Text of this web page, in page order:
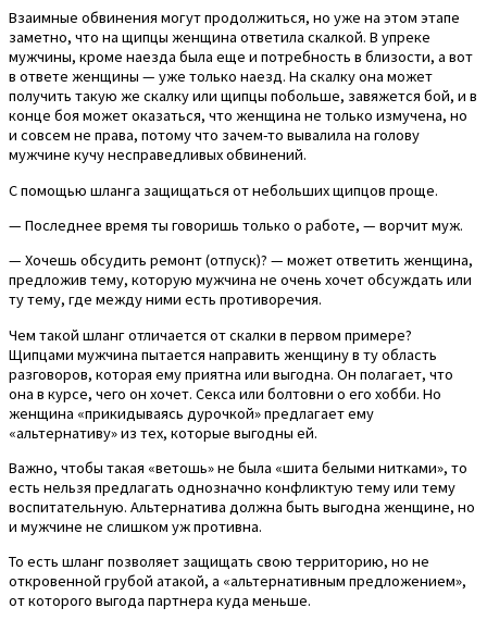
Взаимные обвинения могут продолжиться, но уже на этом этапе
заметно, что на щипцы женщина ответила скалкой. В упреке
мужчины, кроме наезда была еще и потребность в близости, а вот
в ответе женщины — уже только наезд. На скалку она может
получить такую же скалку или щипцы побольше, завяжется бой, и в
конце боя может оказаться, что женщина не только измучена, но
и совсем не права, потому что зачем-то вывалила на голову
мужчине кучу несправедливых обвинений.
С помощью шланга защищаться от небольших щипцов проще.
— Последнее время ты говоришь только о работе, — ворчит муж.
— Хочешь обсудить ремонт (отпуск)? — может ответить женщина,
предложив тему, которую мужчина не очень хочет обсуждать или
ту тему, где между ними есть противоречия.
Чем такой шланг отличается от скалки в первом примере?
Щипцами мужчина пытается направить женщину в ту область
разговоров, которая ему приятна или выгодна. Он полагает, что
она в курсе, чего он хочет. Секса или болтовни о его хобби. Но
женщина «прикидываясь дурочкой» предлагает ему
«альтернативу» из тех, которые выгодны ей.
Важно, чтобы такая «ветошь» не была «шита белыми нитками», то
есть нельзя предлагать однозначно конфликтую тему или тему
воспитательную. Альтернатива должна быть выгодна женщине, но
и мужчине не слишком уж противна.
То есть шланг позволяет защищать свою территорию, но не
откровенной грубой атакой, а «альтернативным предложением»,
от которого выгода партнера куда меньше.